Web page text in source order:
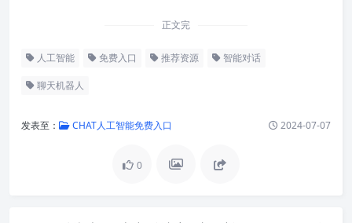
正文完
人工智能 免费入口 推荐资源 智能对话
聊天机器人
发表至： CHAT人工智能免费入口 2024-07-07
0